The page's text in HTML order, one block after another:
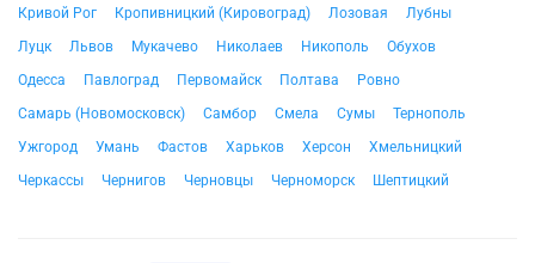
Кривой Рог
Кропивницкий (Кировоград) Лозовая
Лубны
Луцк
Львов Мукачево Николаев Никополь
Обухов
Одесса
Павлоград Первомайск Полтава
Ровно
Самарь (Новомосковск)
Самбор Смела Сумы
Тернополь
Ужгород
Умань Фастов Харьков Херсон
Хмельницкий
Черкассы
Чернигов Черновцы Черноморск Шептицкий